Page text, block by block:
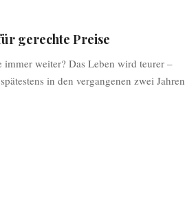
gerechte Preise
immer weiter? Das Leben wird teurer –
in den vergangenen zwei Jahren